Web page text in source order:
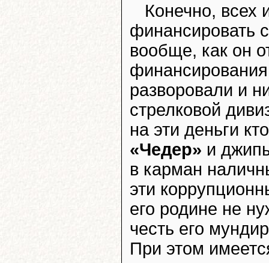
Конечно, всех
финансировать
вообще, как он
разворовали и
стрелковой
на эти деньги
«Чедер» и
в карман
эти
его родине не
честь его
При этом